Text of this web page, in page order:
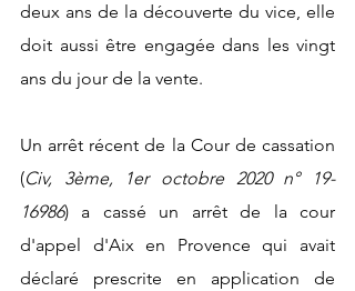
deux ans de la découverte du vice, elle
doit aussi être engagée dans les vingt
ans du jour de la vente.
Un arrêt récent de la Cour de cassation
(Civ, 3ème, 1er octobre 2020 n° 19-
16986) a cassé un arrêt de la cour
d'appel d'Aix en Provence qui avait
déclaré prescrite en application de